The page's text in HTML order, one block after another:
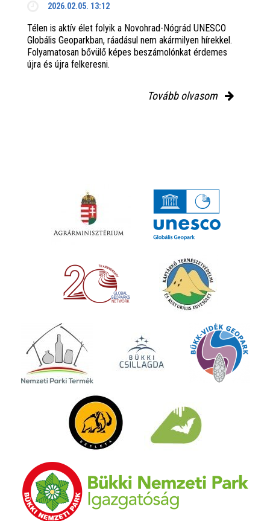
2026.02.05. 13:12
Télen is aktív élet folyik a Novohrad-Nógrád UNESCO
Globális Geoparkban, ráadásul nem akármilyen hírekkel.
Folyamatosan bővülő képes beszámolónkat érdemes
újra és újra felkeresni.
Tovább olvasom